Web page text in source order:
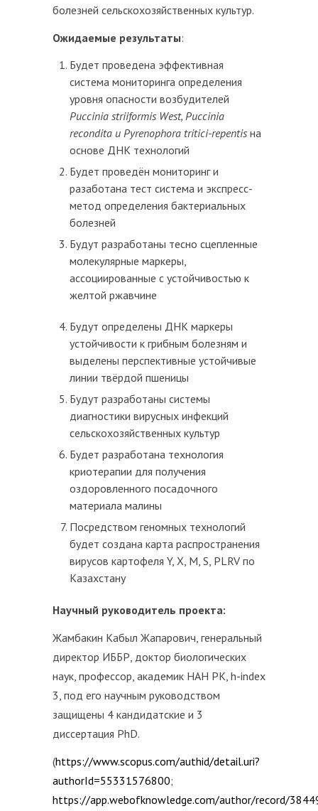
болезней сельскохозяйственных культур.
Ожидаемые результаты:
Будет проведена эффективная
система мониторинга определения
уровня опасности возбудителей
Puccinia striiformis West, Puccinia
recondita и Pyrenophora tritici-repentis на
основе ДНК технологий
Будет проведён мониторинг и
разаботана тест система и экспресс-
метод определения бактериальных
болезней
Будут разработаны тесно сцепленные
молекулярные маркеры,
ассоциированные с устойчивостью к
желтой ржавчине
Будут определены ДНК маркеры
устойчивости к грибным болезням и
выделены перспективные устойчивые
линии твёрдой пшеницы
Будут разработаны системы
диагностики вирусных инфекций
сельскохозяйственных культур
Будет разработана технология
криотерапии для получения
оздоровленного посадочного
материала малины
Посредством геномных технологий
будет создана карта распространения
вирусов картофеля Y, X, M, S, PLRV по
Казахстану
Научный руководитель проекта:
Жамбакин Кабыл Жапарович, генеральный
директор ИББР, доктор биологических
наук, профессор, академик НАН РК, h-index
3, под его научным руководством
защищены 4 кандидатские и 3
диссертация PhD.
(https://www.scopus.com/authid/detail.uri?
authorId=55331576800;
https://app.webofknowledge.com/author/record/